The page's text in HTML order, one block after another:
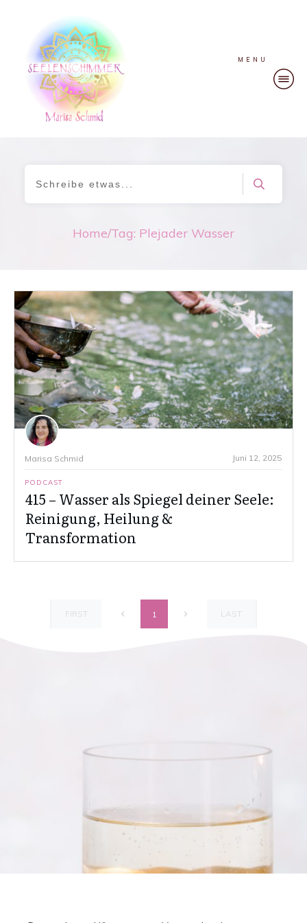
MENU
Home/Tag: Plejader Wasser
Marisa Schmid Juni 12, 2025
PODCAST
415 – Wasser als Spiegel deiner Seele:
Reinigung, Heilung &
Transformation
FIRST 1 LAST